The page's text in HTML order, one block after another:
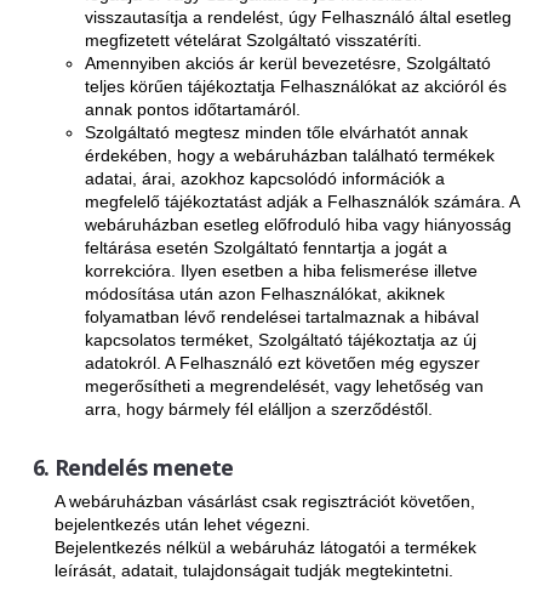
visszautasítja a rendelést, úgy Felhasználó által esetleg
megfizetett vételárat Szolgáltató visszatéríti.
Amennyiben akciós ár kerül bevezetésre, Szolgáltató
teljes körűen tájékoztatja Felhasználókat az akcióról és
annak pontos időtartamáról.
Szolgáltató megtesz minden tőle elvárhatót annak
érdekében, hogy a webáruházban található termékek
adatai, árai, azokhoz kapcsolódó információk a
megfelelő tájékoztatást adják a Felhasználók számára. A
webáruházban esetleg előfroduló hiba vagy hiányosság
feltárása esetén Szolgáltató fenntartja a jogát a
korrekcióra. Ilyen esetben a hiba felismerése illetve
módosítása után azon Felhasználókat, akiknek
folyamatban lévő rendelései tartalmaznak a hibával
kapcsolatos terméket, Szolgáltató tájékoztatja az új
adatokról. A Felhasználó ezt követően még egyszer
megerősítheti a megrendelését, vagy lehetőség van
arra, hogy bármely fél elálljon a szerződéstől.
Rendelés menete
A webáruházban vásárlást csak regisztrációt követően,
bejelentkezés után lehet végezni.
Bejelentkezés nélkül a webáruház látogatói a termékek
leírását, adatait, tulajdonságait tudják megtekintetni.